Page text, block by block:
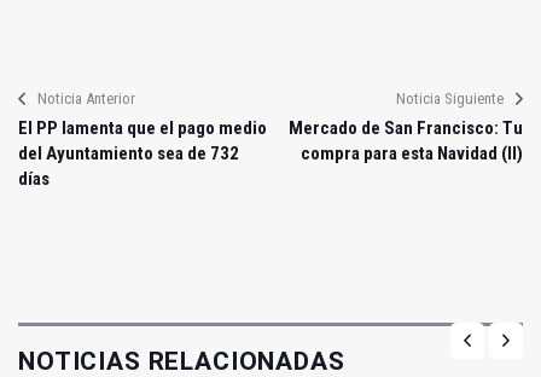
Noticia Anterior
El PP lamenta que el pago medio
del Ayuntamiento sea de 732
días
Noticia Siguiente
Mercado de San Francisco: Tu
compra para esta Navidad (II)
NOTICIAS RELACIONADAS